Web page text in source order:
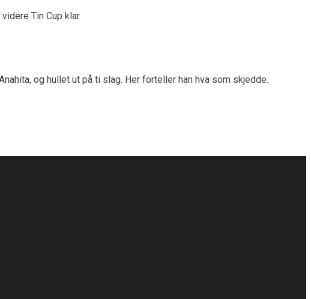
og hullet ut på ti slag. Her forteller han hva som skjedde.